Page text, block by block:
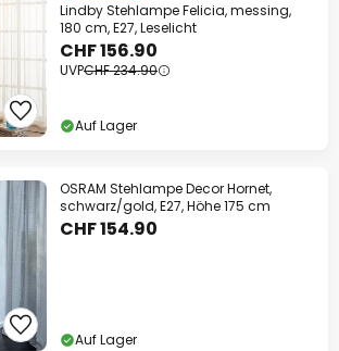
Lindby Stehlampe Felicia, messing,
180 cm, E27, Leselicht
CHF 156.90
UVPCHF 234.90
Auf Lager
OSRAM Stehlampe Decor Hornet,
schwarz/gold, E27, Höhe 175 cm
CHF 154.90
Auf Lager